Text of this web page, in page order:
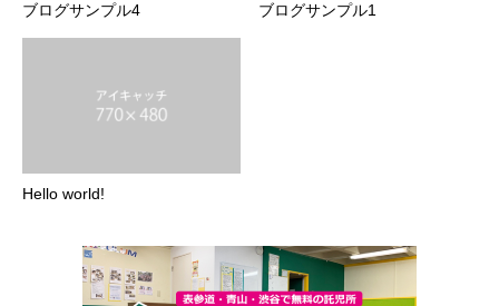
ブログサンプル4 ブログサンプル1
Hello world!